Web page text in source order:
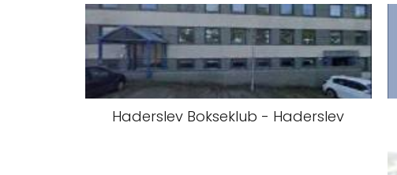
Haderslev Bokseklub - Haderslev